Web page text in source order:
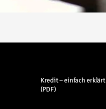
Kredit – einfach erklärt
(PDF)